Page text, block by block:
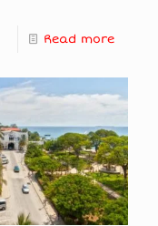
Read more